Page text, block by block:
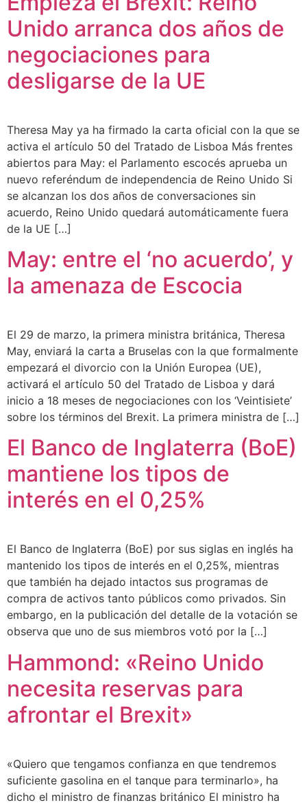
Unido arranca dos años de
negociaciones para
desligarse de la UE
Theresa May ya ha firmado la carta oficial con la que se
activa el artículo 50 del Tratado de Lisboa Más frentes
abiertos para May: el Parlamento escocés aprueba un
nuevo referéndum de independencia de Reino Unido Si
se alcanzan los dos años de conversaciones sin
acuerdo, Reino Unido quedará automáticamente fuera
de la UE […]
May: entre el ‘no acuerdo’, y
la amenaza de Escocia
El 29 de marzo, la primera ministra británica, Theresa
May, enviará la carta a Bruselas con la que formalmente
empezará el divorcio con la Unión Europea (UE),
activará el artículo 50 del Tratado de Lisboa y dará
inicio a 18 meses de negociaciones con los ‘Veintisiete’
sobre los términos del Brexit. La primera ministra de […]
El Banco de Inglaterra (BoE)
mantiene los tipos de
interés en el 0,25%
El Banco de Inglaterra (BoE) por sus siglas en inglés ha
mantenido los tipos de interés en el 0,25%, mientras
que también ha dejado intactos sus programas de
compra de activos tanto públicos como privados. Sin
embargo, en la publicación del detalle de la votación se
observa que uno de sus miembros votó por la […]
Hammond: «Reino Unido
necesita reservas para
afrontar el Brexit»
«Quiero que tengamos confianza en que tendremos
suficiente gasolina en el tanque para terminarlo», ha
dicho el ministro de finanzas británico El ministro ha